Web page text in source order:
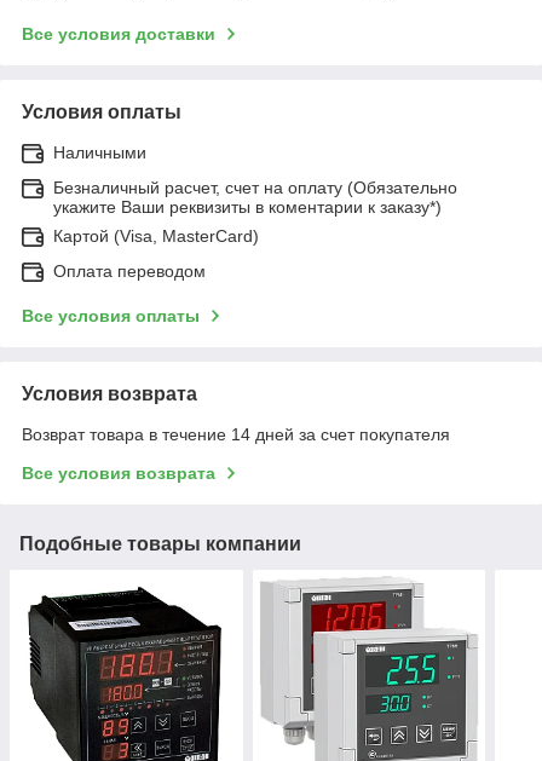
Все условия доставки
Условия оплаты
Наличными
Безналичный расчет, счет на оплату (Обязательно
укажите Ваши реквизиты в коментарии к заказу*)
Картой (Visa, MasterCard)
Оплата переводом
Все условия оплаты
Условия возврата
Возврат товара в течение 14 дней за счет покупателя
Все условия возврата
Подобные товары компании